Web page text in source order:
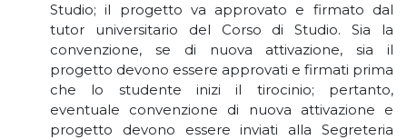
Studio; il progetto va approvato e firmato dal
tutor universitario del Corso di Studio. Sia la
convenzione, se di nuova attivazione, sia il
progetto devono essere approvati e firmati prima
che lo studente inizi il tirocinio; pertanto,
eventuale convenzione di nuova attivazione e
progetto devono essere inviati alla Segreteria